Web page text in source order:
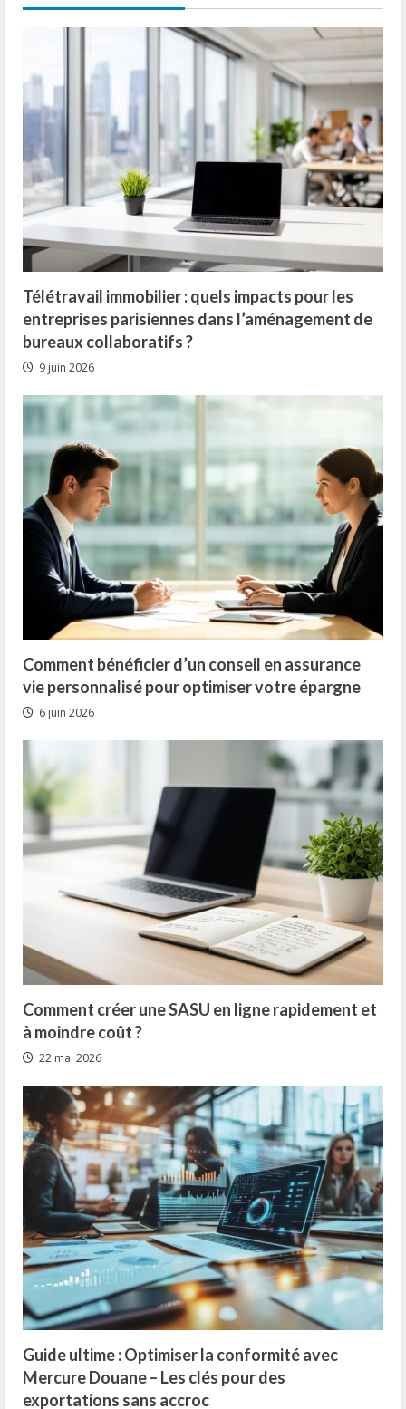
Télétravail immobilier : quels impacts pour les
entreprises parisiennes dans l’aménagement de
bureaux collaboratifs ?
9 juin 2026
Comment bénéficier d’un conseil en assurance
vie personnalisé pour optimiser votre épargne
6 juin 2026
Comment créer une SASU en ligne rapidement et
à moindre coût ?
22 mai 2026
Guide ultime : Optimiser la conformité avec
Mercure Douane – Les clés pour des
exportations sans accroc